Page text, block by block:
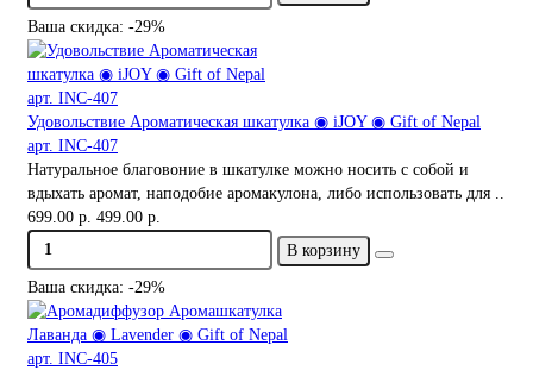
Ваша скидка: -29%
Удовольствие Ароматическая шкатулка ◉ iJOY ◉ Gift of Nepal
арт. INC-407
Натуральное благовоние в шкатулке можно носить с собой и
вдыхать аромат, наподобие аромакулона, либо использовать для ..
699.00 р. 499.00 р.
В корзину
Ваша скидка: -29%